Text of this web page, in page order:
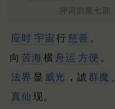
押词韵第七部
应时 宇宙 行 慈善 。
向 苦海 横 舟运 方便 。
法界 显 威光 ，諕 群魔
真仙 现。